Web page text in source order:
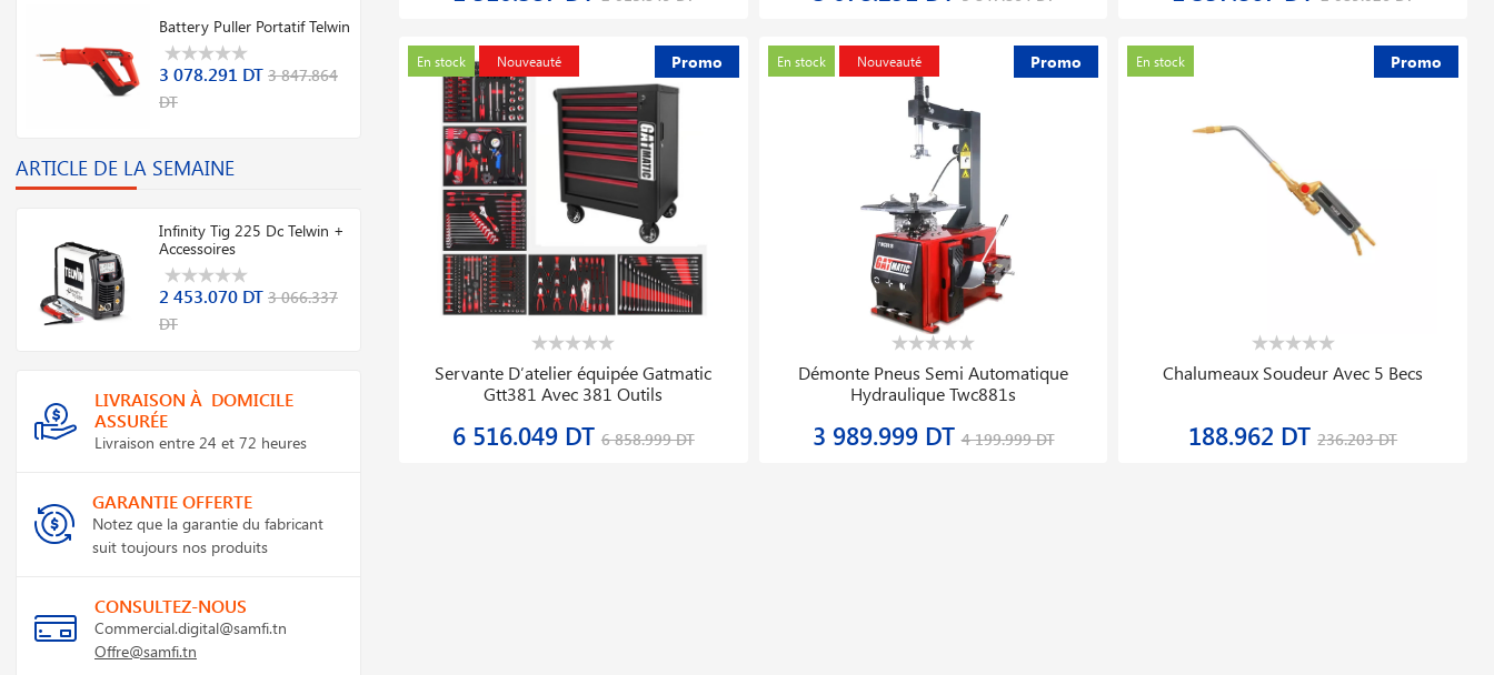
Battery Puller Portatif Telwin
3 078.291 DT 3 847.864
DT
ARTICLE DE LA SEMAINE
Infinity Tig 225 Dc Telwin +
Accessoires
2 453.070 DT 3 066.337
DT
LIVRAISON À DOMICILE
ASSURÉE
Livraison entre 24 et 72 heures
GARANTIE OFFERTE
Notez que la garantie du fabricant
suit toujours nos produits
CONSULTEZ-NOUS
Commercial.digital@samfi.tn
Offre@samfi.tn
En stock
188.962 DT236.203 DT
Promo
En stock
Détendeur De Pression D′azote 5331s Stc
185.763 DT232.204 DT
Promo
En stock
Soudeuse Automatique Comet 700 Lqs
230v/2300w Leister 168.662
39 019.784 DT48 774.730 DT
Promo
Hors stock
Boulonneuses Sans Fil Pro Gds 18v 350
371.929 DT464.912 DT